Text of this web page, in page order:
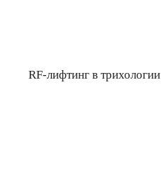
RF-лифтинг в трихологии